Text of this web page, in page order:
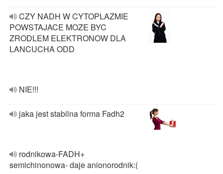
CZY NADH W CYTOPLAZMIE
POWSTAJACE MOZE BYC
ZRODLEM ELEKTRONOW DLA
LANCUCHA ODD
NIE!!!
jaka jest stabilna forma Fadh2
rodnikowa-FADH+
semichinonowa- daje anionorodnik:(